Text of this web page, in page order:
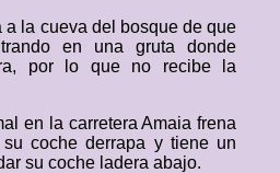
a la cueva del bosque de que
en una gruta donde
por lo que no recibe la
en la carretera Amaia frena
coche derrapa y tiene un
su coche ladera abajo.